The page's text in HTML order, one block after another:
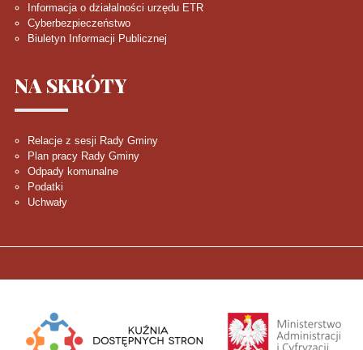
Informacja o działalności urzędu ETR
Cyberbezpieczeństwo
Biuletyn Informacji Publicznej
NA SKRÓTY
Relacje z sesji Rady Gminy
Plan pracy Rady Gminy
Odpady komunalne
Podatki
Uchwały